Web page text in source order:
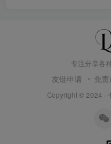
专注分享各
友链申请 免
Copyright © 2024 ·